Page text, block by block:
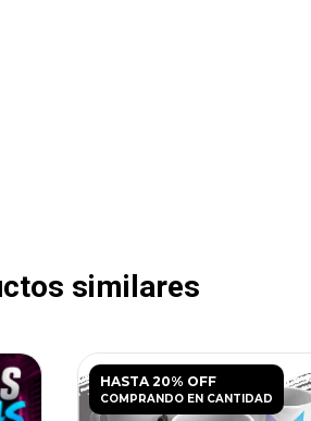
similares
HASTA 20% OFF
COMPRANDO EN CANTIDAD